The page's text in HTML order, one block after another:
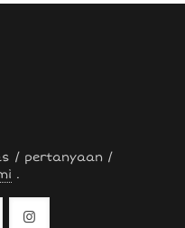
/ pertanyaan /
.